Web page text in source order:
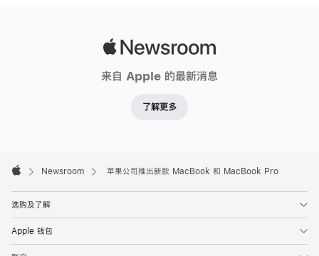
来自 Apple 的最新消息
了解更多
Footer

Newsroom 苹果公司推出新款 MacBook 和 MacBook Pro
选购及了解
Apple 钱包